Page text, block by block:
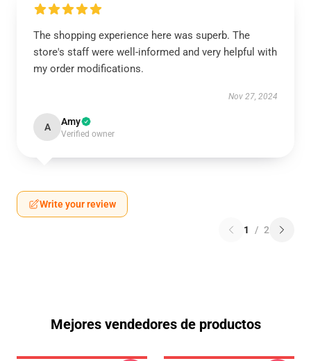
The shopping experience here was superb. The
store's staff were well-informed and very helpful with
my order modifications.
Nov 27, 2024
A Amy
Verified owner
Write your review
1 / 2
Mejores vendedores de productos